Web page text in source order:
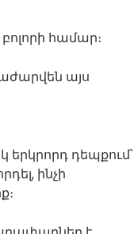
համար։
այս
երկրորդ դեպքում՝
ինչի